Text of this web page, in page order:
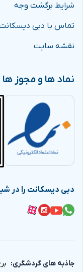
شرایط برگشت وجه
تماس با دبی
نقشه سایت
نماد ها و مجوز ها
دبی دیسکانت را در
جاذبه های گردشگری